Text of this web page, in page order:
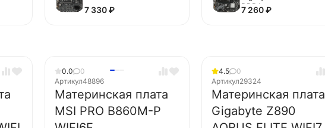
7 330₽
DDR4
7 260₽
0.0
0
Артикул48896
Материнская плата
MSI PRO B860M-P
4.5
0
Артикул29324
Материнская плата
Gigabyte Z890